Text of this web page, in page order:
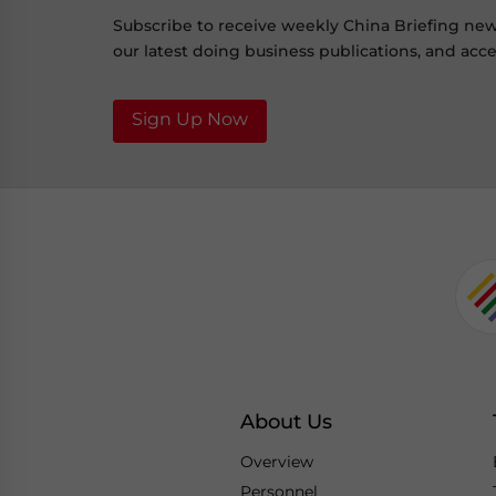
Subscribe to receive weekly China Briefing
our latest doing business publications, and
Sign Up Now
About Us
Overview
Personnel